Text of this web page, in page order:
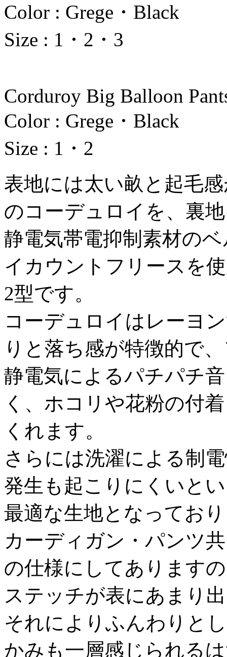
Color : Grege・Black
Size : 1・2・3
Corduroy Big Balloon
Color : Grege・Black
Size : 1・2
表地には太い畝と起毛
のコーデュロイを、裏
静電気帯電抑制素材の
イカウントフリースを
2型です。
コーデュロイはレーヨ
りと落ち感が特徴的で
静電気によるパチパチ
く、ホコリや花粉の付
くれます。
さらには洗濯による制
発生も起こりにくいと
最適な生地となってお
カーディガン・パンツ
の仕様にしてあります
ステッチが表にあまり
それによりふんわりと
かみも一層感じられる